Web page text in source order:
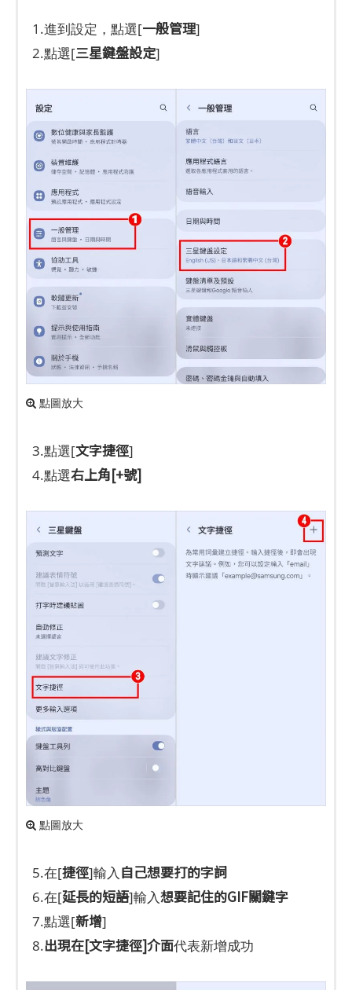
1.進到設定，點選[一般管理]
2.點選[三星鍵盤設定]
點圖放大
3.點選[文字捷徑]
4.點選右上角[+號]
點圖放大
5.在[捷徑]輸入 自己想要打的字詞
6.在[延長的短語]輸入想要記住的GIF關鍵字
7.點選[新增]
8.出現在[文字捷徑]介面代表新增成功